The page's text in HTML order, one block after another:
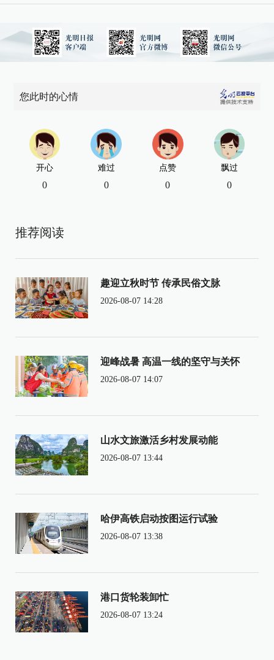
您此时的心情
开心
0
难过
0
点赞
0
飘过
0
推荐阅读
趣迎立秋时节 传承民俗文脉
2026-08-07 14:28
迎峰战暑 高温一线的坚守与关怀
2026-08-07 14:07
山水文旅激活乡村发展动能
2026-08-07 13:44
哈伊高铁启动按图运行试验
2026-08-07 13:38
港口货轮装卸忙
2026-08-07 13:24